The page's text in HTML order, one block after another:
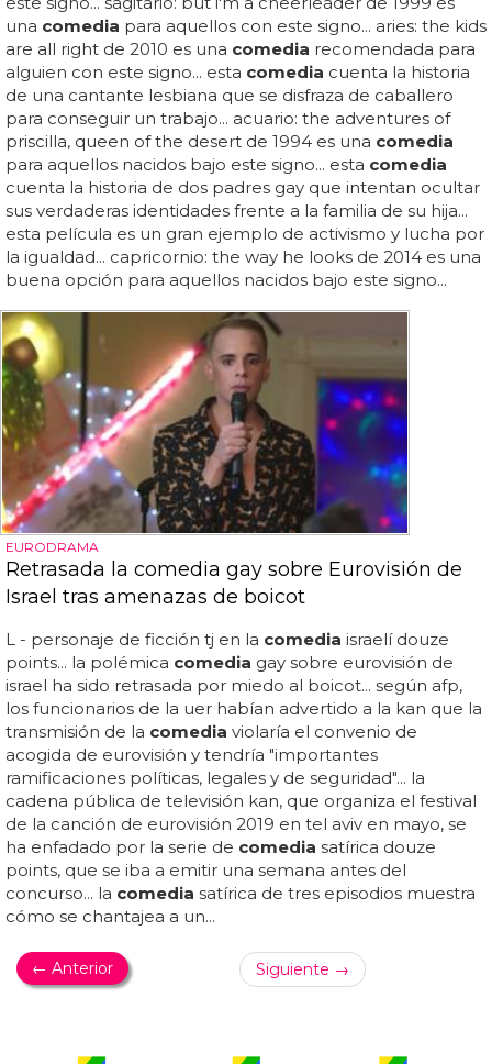
una comedia para aquellos con este signo... aries: the kids
are all right de 2010 es una comedia recomendada para
alguien con este signo... esta comedia cuenta la historia
de una cantante lesbiana que se disfraza de caballero
para conseguir un trabajo... acuario: the adventures of
priscilla, queen of the desert de 1994 es una comedia
para aquellos nacidos bajo este signo... esta comedia
cuenta la historia de dos padres gay que intentan ocultar
sus verdaderas identidades frente a la familia de su hija...
esta película es un gran ejemplo de activismo y lucha por
la igualdad... capricornio: the way he looks de 2014 es una
buena opción para aquellos nacidos bajo este signo...
EURODRAMA
Retrasada la comedia gay sobre Eurovisión de
Israel tras amenazas de boicot
L - personaje de ficción tj en la comedia israelí douze
points... la polémica comedia gay sobre eurovisión de
israel ha sido retrasada por miedo al boicot... según afp,
los funcionarios de la uer habían advertido a la kan que la
transmisión de la comedia violaría el convenio de
acogida de eurovisión y tendría "importantes
ramificaciones políticas, legales y de seguridad"... la
cadena pública de televisión kan, que organiza el festival
de la canción de eurovisión 2019 en tel aviv en mayo, se
ha enfadado por la serie de comedia satírica douze
points, que se iba a emitir una semana antes del
concurso... la comedia satírica de tres episodios muestra
cómo se chantajea a un...
← Anterior Siguiente →